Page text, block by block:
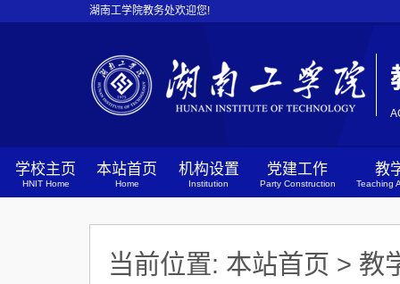
湖南工学院教务处欢迎您!
学校主页
HNIT Home
本站首页
Home
机构设置
Institution
党建工作
Party Construction
教
Teaching
当前位置: 本站首页 > 教